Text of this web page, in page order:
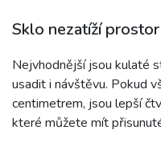
Sklo nezatíží prostor
Nejvhodnější jsou kulaté
usadit i návštěvu. Pokud
centimetrem, jsou lepší
které můžete mít